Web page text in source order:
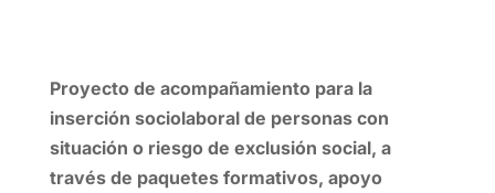
Proyecto de acompañamiento para la
inserción sociolaboral de personas con
situación o riesgo de exclusión social, a
través de paquetes formativos, apoyo